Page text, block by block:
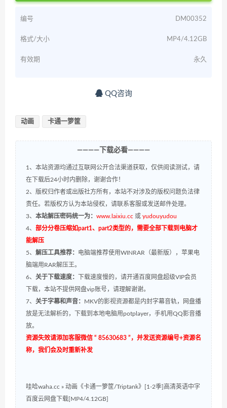
编号 DM00352
格式/大小 MP4/4.12GB
有效期 永久
QQ咨询
动画 卡通一箩筐
————下载必看————
1、本站资源均通过互联网公开合法渠道获取，仅供阅读测试，请
在下载后24小时内删除，谢谢合作！
2、版权归作者或出版社方所有，本站不对涉及的版权问题负法律
责任。若版权方认为本站侵权，请联系客服或发送邮件处理。
3、 本站解压密码统一为： www.laixiu.cc 或 yudouyudou
4、 部分分卷压缩如part1、part2类型的，需要全部下载到电脑才
能解压
5、 解压工具推荐： 电脑端推荐使用WINRAR（最新版），苹果电
脑端用RAR解压王。
6、 关于下载速度：
下载速度慢的，请开通百度网盘超级VIP会员
下载，本站不提供网盘vip账号，请理解谢谢。
7、 关于字幕和声音： MKV的影视资源都是内封字幕音轨，网盘播
放是无法解析的，下载到本地电脑用potplayer，手机用QQ影音播
放。
资源失效请添加客服微信 “ 85630683 ”，并发送资源编号+资源名
称，我们会及时重新补发
哇哈waha.cc » 动画《卡通一箩筐/Triptank》[1-2季]高清英语中字
百度云网盘下载[MP4/4.12GB]